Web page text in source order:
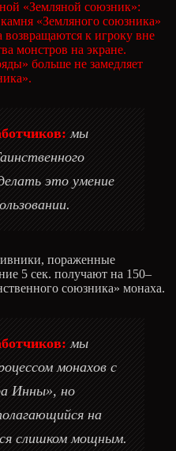
«Земляной союзник»:
«Земляного союзника»
возвращаются к игроку вне
монстров на экране.
больше не замедляет
мы
это умение
пораженные
5 сек. получают на 150–
союзника» монаха.
мы
монахов с
Инны», но
на
слишком мощным.